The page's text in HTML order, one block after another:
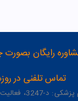
رایگان بصورت چت در
تماس تلفنی در روزهای شنبه تا
می‌کند. (